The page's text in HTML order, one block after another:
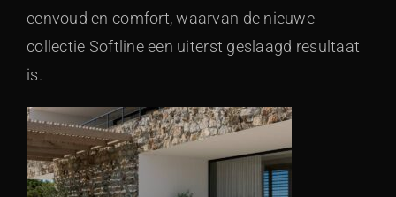
eenvoud en comfort, waarvan de nieuwe
collectie Softline een uiterst geslaagd resultaat
is.